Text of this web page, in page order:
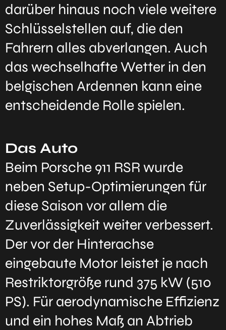
darüber hinaus noch viele weitere
Schlüsselstellen auf, die den
Fahrern alles abverlangen. Auch
das wechselhafte Wetter in den
belgischen Ardennen kann eine
entscheidende Rolle spielen.
Das Auto
Beim Porsche 911 RSR wurde
neben Setup-Optimierungen für
diese Saison vor allem die
Zuverlässigkeit weiter verbessert.
Der vor der Hinterachse
eingebaute Motor leistet je nach
Restriktorgröße rund 375 kW (510
PS). Für aerodynamische Effizienz
und ein hohes Maß an Abtrieb